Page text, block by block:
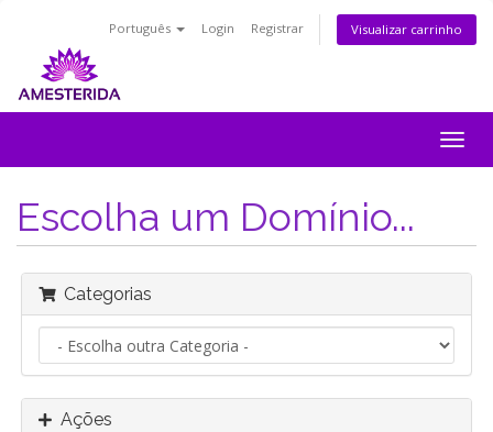
Português Login Registrar Visualizar carrinho
Escolha um Domínio...
Categorias
Ações